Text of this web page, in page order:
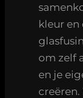
kleur en
om zelf
en je
creëren.